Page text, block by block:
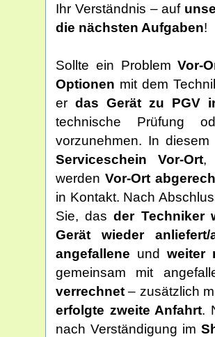
Ihr Verständnis – auf
die nächsten Aufgaben!
Sollte ein ProblemVor-
Optionen mit dem
er das Gerät zu PGV
technische Prüfung
vorzunehmen. In
Serviceschein Vor-Ort,
werden Vor-Ort
in Kontakt. Nach
Sie, dasder Techniker
Gerät wieder anliefert/
angefallene und weiter
gemeinsam mit
verrechnet– zusätzlich
erfolgte zweite Anfahrt.
nach Verständigung im